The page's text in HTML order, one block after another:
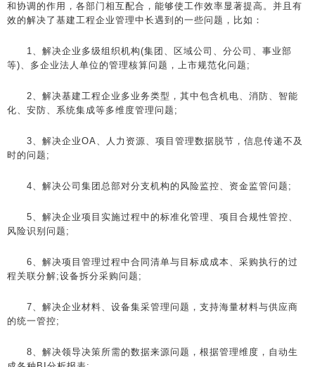
和协调的作用，各部门相互配合，能够使工作效率显著提高。并且有
效的解决了基建工程企业管理中长遇到的一些问题，比如：
1、解决企业多级组织机构(集团、区域公司、分公司、事业部
等)、多企业法人单位的管理核算问题，上市规范化问题;
2、解决基建工程企业多业务类型，其中包含机电、消防、智能
化、安防、系统集成等多维度管理问题;
3、解决企业OA、人力资源、项目管理数据脱节，信息传递不及
时的问题;
4、解决公司集团总部对分支机构的风险监控、资金监管问题;
5、解决企业项目实施过程中的标准化管理、项目合规性管控、
风险识别问题;
6、解决项目管理过程中合同清单与目标成成本、采购执行的过
程关联分解;设备拆分采购问题;
7、解决企业材料、设备集采管理问题，支持海量材料与供应商
的统一管控;
8、解决领导决策所需的数据来源问题，根据管理维度，自动生